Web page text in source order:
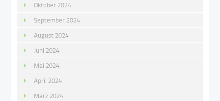
Oktober 2024
September 2024
August 2024
Juni 2024
Mai 2024
April 2024
März 2024